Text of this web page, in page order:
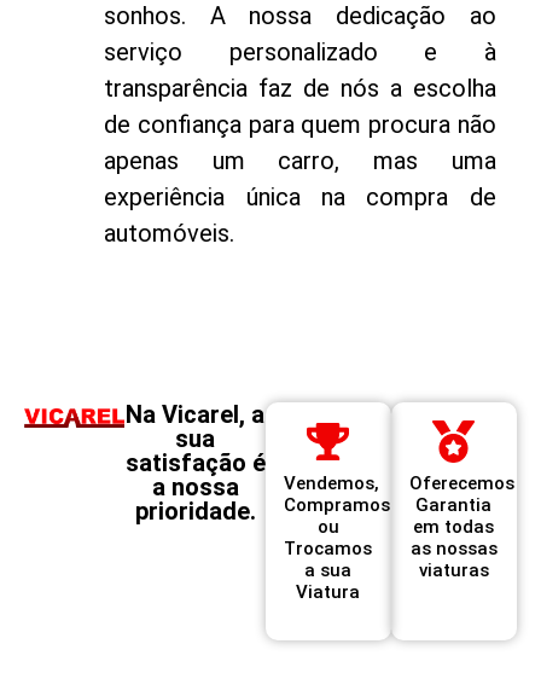
sonhos. A nossa dedicação ao
serviço personalizado e à
transparência faz de nós a escolha
de confiança para quem procura não
apenas um carro, mas uma
experiência única na compra de
automóveis.
Na Vicarel, a
sua
satisfação é
a nossa
prioridade.
Vendemos,
Compramos
ou
Trocamos
a sua
Viatura
Oferecemos
Garantia
em todas
as nossas
viaturas